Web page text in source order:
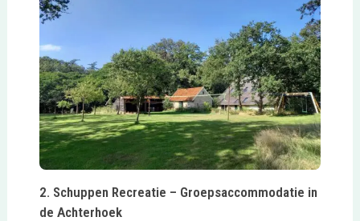
2. Schuppen Recreatie – Groepsaccommodatie in
de Achterhoek